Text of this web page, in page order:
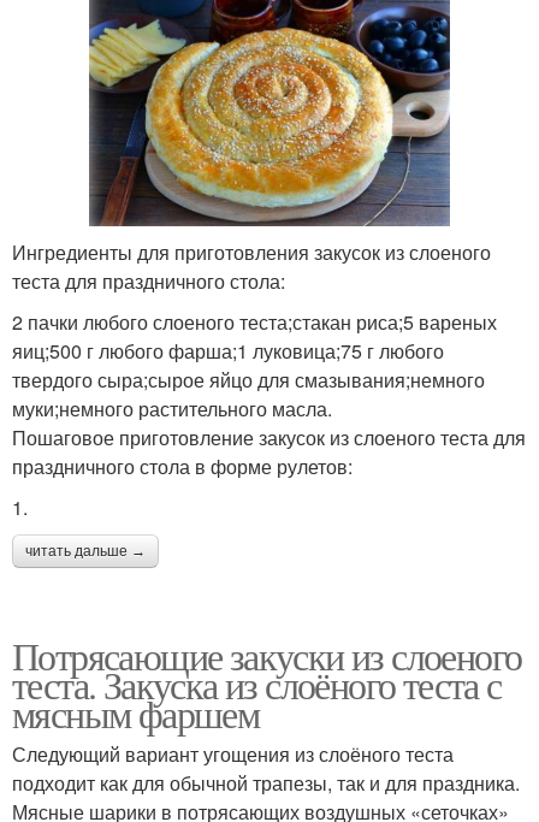
Ингредиенты для приготовления закусок из слоеного
теста для праздничного стола:
2 пачки любого слоеного теста;стакан риса;5 вареных
яиц;500 г любого фарша;1 луковица;75 г любого
твердого сыра;сырое яйцо для смазывания;немного
муки;немного растительного масла.
Пошаговое приготовление закусок из слоеного теста для
праздничного стола в форме рулетов:
1.
читать дальше →
Потрясающие закуски из слоеного
теста. Закуска из слоёного теста с
мясным фаршем
Следующий вариант угощения из слоёного теста
подходит как для обычной трапезы, так и для праздника.
Мясные шарики в потрясающих воздушных «сеточках»